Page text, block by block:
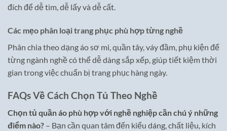
đích để dễ tìm, dễ lấy và dễ cất.
Các mẹo phân loại trang phục phù hợp từng nghề
Phân chia theo dạng áo sơ mi, quần tây, váy đầm, phụ kiện để
từng ngành nghề có thể dễ dàng sắp xếp, giúp tiết kiệm thời
gian trong việc chuẩn bị trang phục hàng ngày.
FAQs Về Cách Chọn Tủ Theo Nghề
Chọn tủ quần áo phù hợp với nghề nghiệp cần chú ý những
điểm nào? – Bạn cần quan tâm đến kiểu dáng, chất liệu, kích